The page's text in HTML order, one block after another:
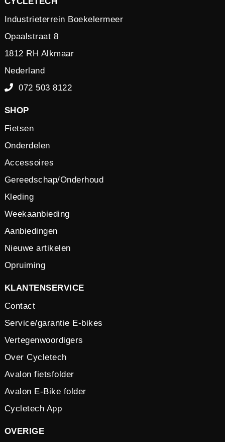
Industrieterrein Boekelermeer
Opaalstraat 8
1812 RH Alkmaar
Nederland
072 503 8122
SHOP
Fietsen
Onderdelen
Accessoires
Gereedschap/Onderhoud
Kleding
Weekaanbieding
Aanbiedingen
Nieuwe artikelen
Opruiming
KLANTENSERVICE
Contact
Service/garantie E-bikes
Vertegenwoordigers
Over Cycletech
Avalon fietsfolder
Avalon E-Bike folder
Cycletech App
OVERIGE